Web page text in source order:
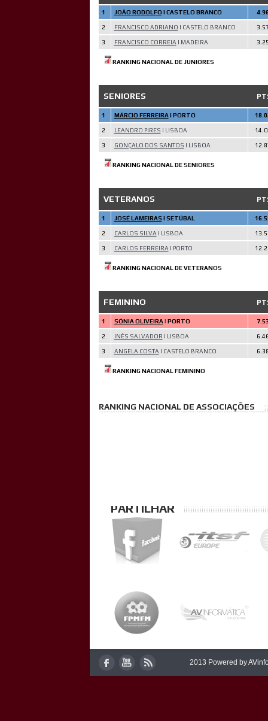
1 JOÃO RODOLFO| CASTELO BRANCO
2 FRANCISCO ADRIANO | CASTELO BRANCO
3 FRANCISCO CORREIA | MADEIRA
RANKING NACIONAL DE JUNIORES
SENIORES
1 MÁRCIO FERREIRA| PORTO
2 LEANDRO PIRES | LISBOA
3 GONÇALO DOS SANTOS | LISBOA
RANKING NACIONAL DE SENIORES
VETERANOS
1 JOSÉ LAMEIRAS | SETÚBAL
2 CARLOS SILVA | LISBOA
3 CARLOS FERREIRA | PORTO
RANKING NACIONAL DE VETERANOS
FEMININO
1 SÓNIA OLIVEIRA|PORTO
2 INÊS SALVADOR | LISBOA
3 ANGELA COSTA | CASTELO BRANCO
RANKING NACIONAL FEMININO
RANKING NACIONAL DE ASSOCIAÇÕES
PARTILHAR
2013 Powered by